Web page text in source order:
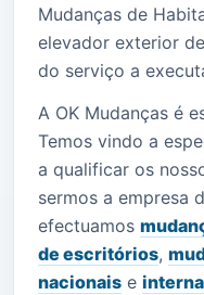
Mudanças de
elevador exterior
do serviço a
A OK Mudanças é
Temos vindo a
a qualificar os
sermos a empresa
efectuamos
de escritórios,
nacionais e